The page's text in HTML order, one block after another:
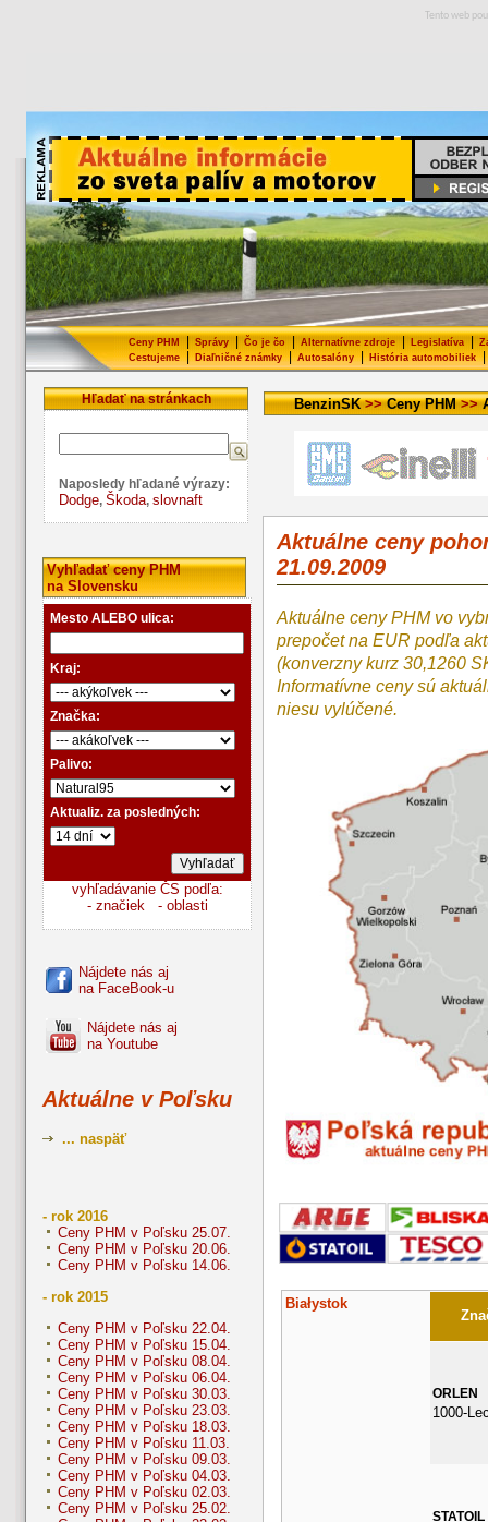
Tento web
Ceny PHM Správy Čo je čo Alternatívne zdroje Legislatíva
Cestujeme| Diaľničné známky| Autosalóny| História automobiliek|
Hľadať na stránkach
Naposledy hľadané výrazy:
Dodge, Škoda, slovnaft
Vyhľadať ceny PHM
na Slovensku
Mesto ALEBO ulica:
Kraj:
Značka:
Palivo:
Aktualiz. za posledných:
vyhľadávanie ČS podľa:
- značiek
- oblasti
Nájdete nás aj
na FaceBook-u
Nájdete nás aj
na Youtube
Aktuálne v Poľsku
... naspäť
- rok 2016
Ceny PHM v Poľsku 25.07.
Ceny PHM v Poľsku 20.06.
Ceny PHM v Poľsku 14.06.
- rok 2015
Ceny PHM v Poľsku 22.04.
Ceny PHM v Poľsku 15.04.
Ceny PHM v Poľsku 08.04.
Ceny PHM v Poľsku 06.04.
Ceny PHM v Poľsku 30.03.
Ceny PHM v Poľsku 23.03.
Ceny PHM v Poľsku 18.03.
Ceny PHM v Poľsku 11.03.
Ceny PHM v Poľsku 09.03.
Ceny PHM v Poľsku 04.03.
Ceny PHM v Poľsku 02.03.
Ceny PHM v Poľsku 25.02.
BenzinSK>>Ceny PHM>>
Aktuálne ceny
21.09.2009
Aktuálne ceny PHM vo
prepočet na EUR podľa
(konverzny kurz 30,1260
Informatívne ceny sú
niesu vylúčené.
Białystok
ORLEN
1000-
STATOIL